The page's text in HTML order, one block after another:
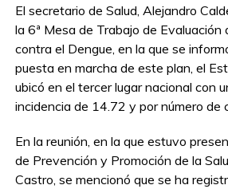
El secretario de Salud, Alejandro
la 6ª Mesa de Trabajo de Evaluación
contra el Dengue, en la que se
puesta en marcha de este plan, el
ubicó en el tercer lugar nacional con
incidencia de 14.72 y por número de
En la reunión, en la que estuvo
de Prevención y Promoción de la
Castro, se mencionó que se ha